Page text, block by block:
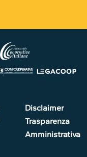
Disclaimer
Trasparenza
Amministrativa